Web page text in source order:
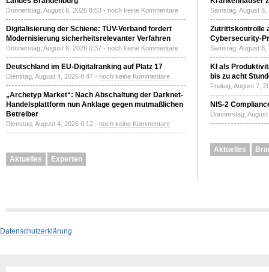
Donnerstag, August 6, 2026 8:53 - noch keine Kommentare
Digitalisierung der Schiene: TÜV-Verband fordert
Modernisierung sicherheitsrelevanter Verfahren
Donnerstag, August 6, 2026 0:37 - noch keine Kommentare
Deutschland im EU-Digitalranking auf Platz 17
Dienstag, August 4, 2026 0:47 - noch keine Kommentare
„Archetyp Market“: Nach Abschaltung der Darknet-
Handelsplattform nun Anklage gegen mutmaßlichen
Betreiber
Dienstag, August 4, 2026 0:12 - noch keine Kommentare
Aktuelles Experten
Samstag, August
Zutrittskontrolle
Cybersecurity-
Samstag, August
KI als
bis zu acht
Freitag, August 7,
NIS-2
Donnerstag,
Aktuelles
Datenschutzerklärung